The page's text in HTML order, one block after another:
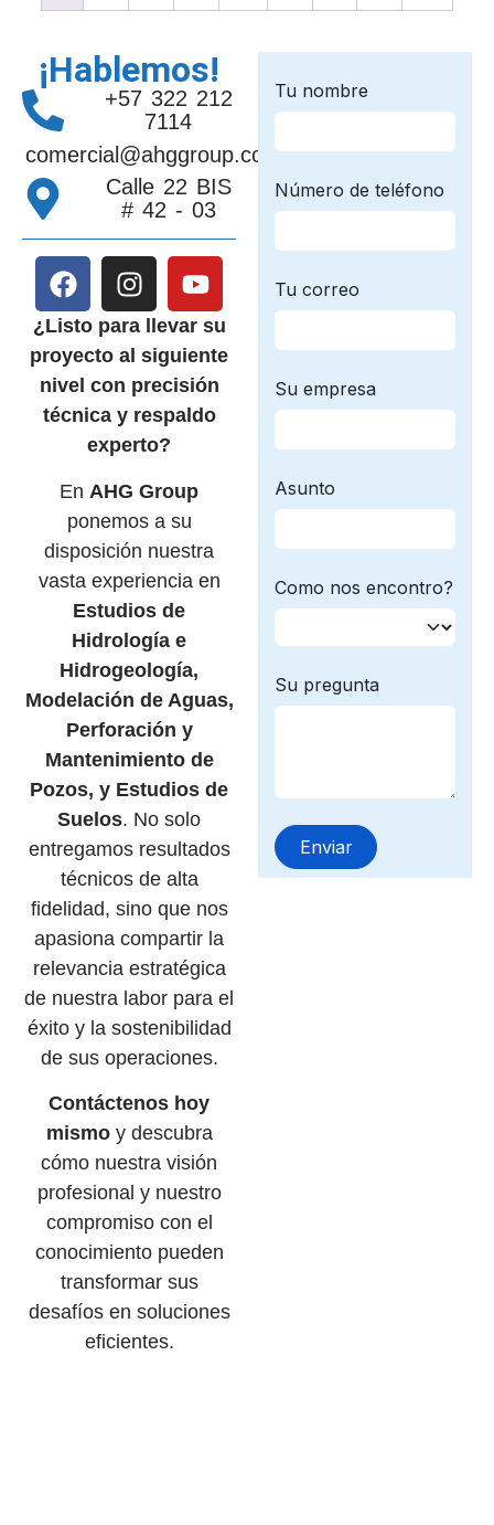
¡Hablemos!
+57 322 212
7114
comercial@ahggroup.com.co
Calle 22 BIS
# 42 - 03
¿Listo para llevar su
proyecto al siguiente
nivel con precisión
técnica y respaldo
experto?
En AHG Group
ponemos a su
disposición nuestra
vasta experiencia en
Estudios de
Hidrología e
Hidrogeología,
Modelación de Aguas,
Perforación y
Mantenimiento de
Pozos, y Estudios de
Suelos. No solo
entregamos resultados
técnicos de alta
fidelidad, sino que nos
apasiona compartir la
relevancia estratégica
de nuestra labor para el
éxito y la sostenibilidad
de sus operaciones.
Contáctenos hoy
mismoy descubra
cómo nuestra visión
profesional y nuestro
compromiso con el
conocimiento pueden
transformar sus
desafíos en soluciones
eficientes.